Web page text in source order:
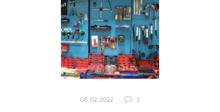
08.02.2022 · 2